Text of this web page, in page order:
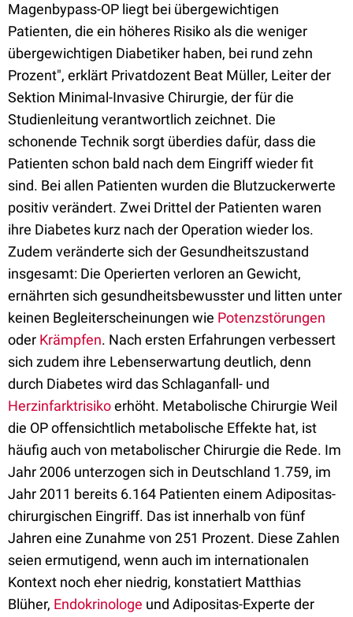
Magenbypass-OP liegt bei übergewichtigen
Patienten, die ein höheres Risiko als die weniger
übergewichtigen Diabetiker haben, bei rund zehn
Prozent", erklärt Privatdozent Beat Müller, Leiter der
Sektion Minimal-Invasive Chirurgie, der für die
Studienleitung verantwortlich zeichnet. Die
schonende Technik sorgt überdies dafür, dass die
Patienten schon bald nach dem Eingriff wieder fit
sind. Bei allen Patienten wurden die Blutzuckerwerte
positiv verändert. Zwei Drittel der Patienten waren
ihre Diabetes kurz nach der Operation wieder los.
Zudem veränderte sich der Gesundheitszustand
insgesamt: Die Operierten verloren an Gewicht,
ernährten sich gesundheitsbewusster und litten unter
keinen Begleiterscheinungen wie Potenzstörungen
oder Krämpfen. Nach ersten Erfahrungen verbessert
sich zudem ihre Lebenserwartung deutlich, denn
durch Diabetes wird das Schlaganfall- und
Herzinfarktrisikoerhöht. Metabolische Chirurgie Weil
die OP offensichtlich metabolische Effekte hat, ist
häufig auch von metabolischer Chirurgie die Rede. Im
Jahr 2006 unterzogen sich in Deutschland 1.759, im
Jahr 2011 bereits 6.164 Patienten einem Adipositas-
chirurgischen Eingriff. Das ist innerhalb von fünf
Jahren eine Zunahme von 251 Prozent. Diese Zahlen
seien ermutigend, wenn auch im internationalen
Kontext noch eher niedrig, konstatiert Matthias
Blüher, Endokrinologe und Adipositas-Experte der